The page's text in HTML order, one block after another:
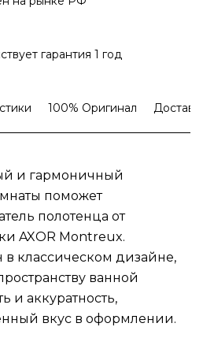
гарантия 1 год
100% Оригинал
и гармоничный
поможет
полотенца от
AXOR Montreux.
в классическом дизайне,
ванной
и аккуратность,
вкус в оформлении.